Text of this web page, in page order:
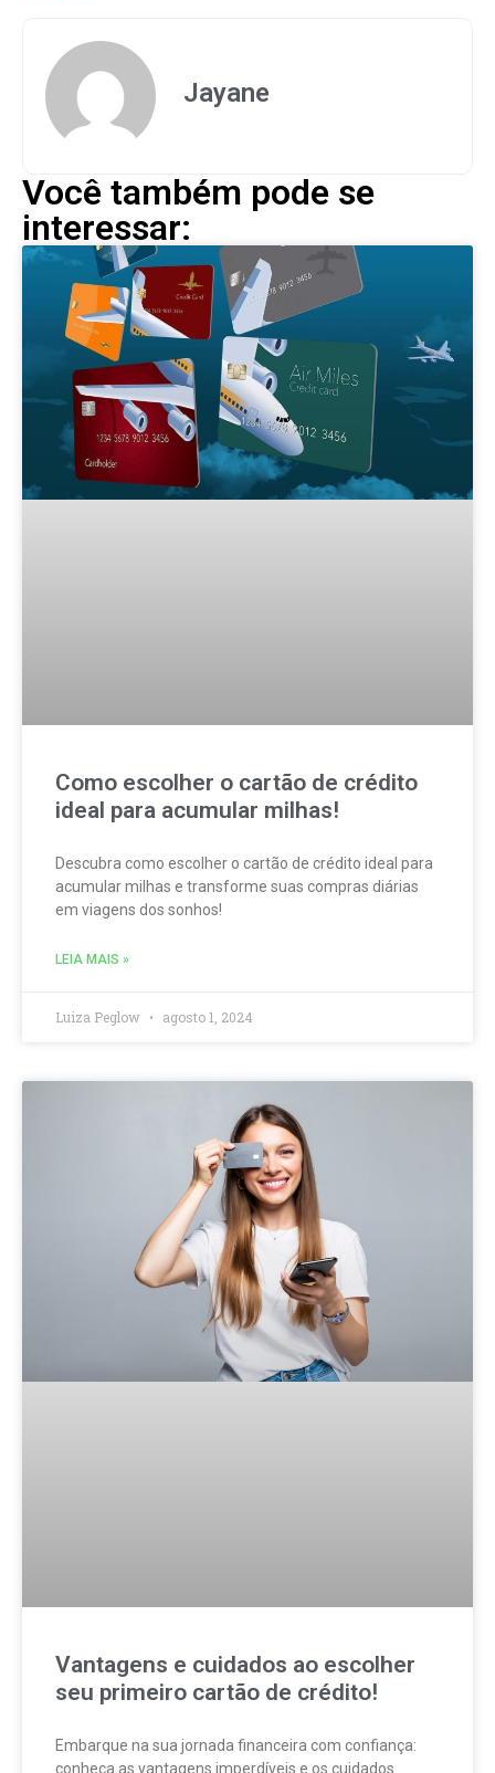
Jayane
Você também pode se
interessar:
Como escolher o cartão de crédito
ideal para acumular milhas!
Descubra como escolher o cartão de crédito ideal para
acumular milhas e transforme suas compras diárias
em viagens dos sonhos!
LEIA MAIS »
Luiza Peglow agosto 1, 2024
Vantagens e cuidados ao escolher
seu primeiro cartão de crédito!
Embarque na sua jornada financeira com confiança:
conheça as vantagens imperdíveis e os cuidados